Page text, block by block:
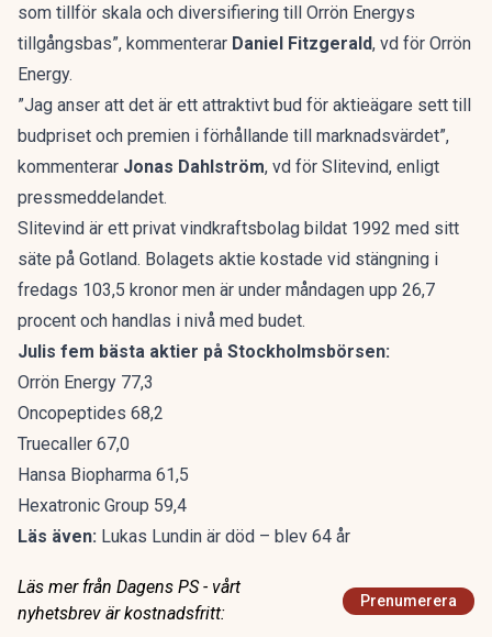
som tillför skala och diversifiering till Orrön Energys
tillgångsbas”, kommenterar Daniel Fitzgerald, vd för Orrön
Energy.
”Jag anser att det är ett attraktivt bud för aktieägare sett till
budpriset och premien i förhållande till marknadsvärdet”,
kommenterar Jonas Dahlström, vd för Slitevind, enligt
pressmeddelandet.
Slitevind är ett privat vindkraftsbolag bildat 1992 med sitt
säte på Gotland. Bolagets aktie kostade vid stängning i
fredags 103,5 kronor men är under måndagen upp 26,7
procent och handlas i nivå med budet.
Julis fem bästa aktier på Stockholmsbörsen:
Orrön Energy 77,3
Oncopeptides 68,2
Truecaller 67,0
Hansa Biopharma 61,5
Hexatronic Group 59,4
Läs även: Lukas Lundin är död – blev 64 år
Läs mer från Dagens PS - vårt
nyhetsbrev är kostnadsfritt:
Prenumerera